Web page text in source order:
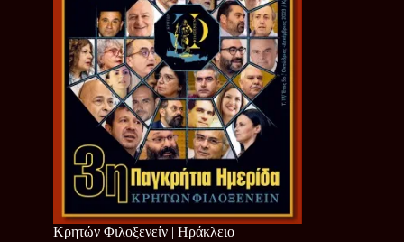
Κρητών Φιλοξενείν | Ηράκλειο